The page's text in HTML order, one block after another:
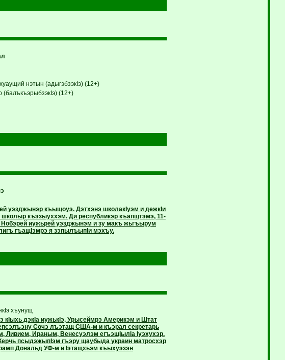
нэтын (адыгэбзэкIэ) (12+)
(12+)
уэзджынэр къыщоуэ. Дэтхэнэ школакIуэм и дежкIи
къэзыуххэм. Ди республикэр къапщтэмэ, 11-
иужьрей уэзджынэм и зу макъ жьгъырум
гъащIэмрэ я зэпылъыпIи мэхъу.
хъунущ
дэкIа иужькIэ, Урысеймрэ Америкэм и Штат
Сочэ лъэтащ США-м и къэрал секретарь
Ираным, Венесуэлэм егъэщIылIа Iуэхухэр.
псыдэжыпIэм гъэру щаубыда украин матросхэр
Дональд УФ-м и Iэтащхьэм къыхуэзэн